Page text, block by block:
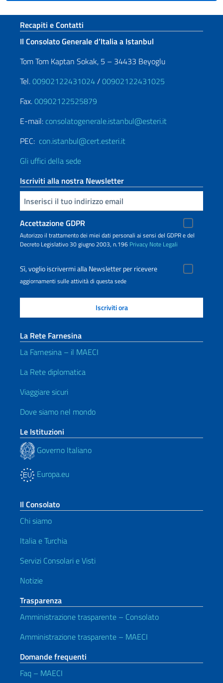
Sezione footer
Recapiti e Contatti
Il Consolato Generale d’Italia a Istanbul
Tom Tom Kaptan Sokak, 5 – 34433 Beyoglu
Tel.00902122431024/00902122431025
Fax.00902122525879
E-mail: consolatogenerale.istanbul@esteri.it
PEC: con.istanbul@cert.esteri.it
Gli uffici della sede
Iscriviti alla nostra Newsletter
Inserisci la tua email
Accettazione GDPR
Autorizzo il trattamento dei miei dati personali ai sensi del GDPR e del
Decreto Legislativo 30 giugno 2003, n.196 Privacy Note Legali
Sì, voglio iscrivermi alla Newsletter per ricevere
aggiornamenti sulle attività di questa sede
La Rete Farnesina
La Farnesina – il MAECI
La Rete diplomatica
Viaggiare sicuri
Dove siamo nel mondo
Le Istituzioni
Governo Italiano
Europa.eu
Il Consolato
Chi siamo
Italia e Turchia
Servizi Consolari e Visti
Notizie
Trasparenza
Amministrazione trasparente – Consolato
Amministrazione trasparente – MAECI
Domande frequenti
Faq – MAECI